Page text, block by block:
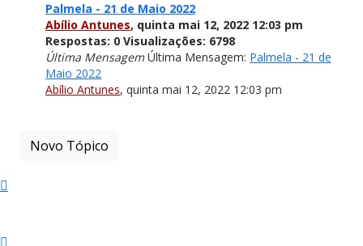
Palmela - 21 de Maio 2022
Abílio Antunes, quinta mai 12, 2022 12:03 pm
Respostas: 0 Visualizações: 6798
Última MensagemÚltima Mensagem: Palmela - 21 de
Maio 2022
Abílio Antunes, quinta mai 12, 2022 12:03 pm
Novo Tópico